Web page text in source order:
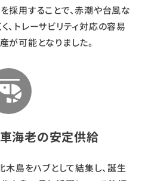
採用することで、赤潮や台風な
、トレーサビリティ対応の容易
が可能となりました。
海老の安定供給
木島をハブとして結集し、誕生